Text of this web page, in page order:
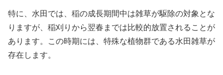
特に、水田では、稲の成長期間中は雑草が駆除の対象とな
りますが、稲刈りから翌春までは比較的放置されることが
あります。この時期には、特殊な植物群である水田雑草が
存在します。